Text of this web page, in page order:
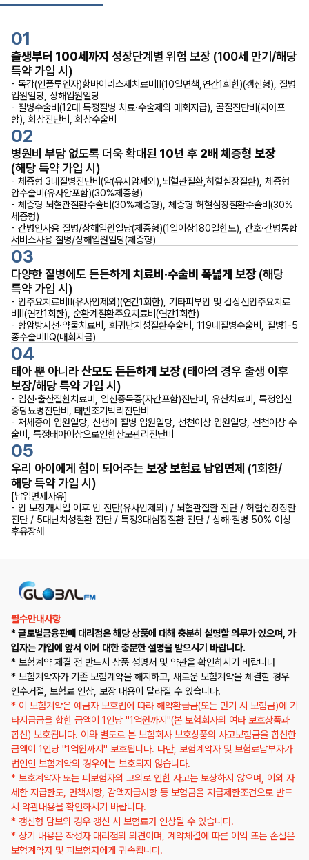
01
출생부터 100세까지 성장단계별 위험 보장 (100세 만기/해당
특약 가입 시)
- 독감(인플루엔자)항바이러스제치료비Ⅱ(10일면책,연간1회한)(갱신형), 질병
입원일당, 상해입원일당
- 질병수술비(12대 특정질병 치료·수술제외 매회지급), 골절진단비(치아포
함), 화상진단비, 화상수술비
02
병원비 부담 없도록 더욱 확대된 10년 후 2배 체증형 보장
(해당 특약 가입 시)
- 체증형 3대질병진단비(암(유사암제외),뇌혈관질환,허혈심장질환), 체증형
암수술비(유사암포함)(30%체증형)
- 체증형 뇌혈관질환수술비(30%체증형), 체증형 허혈심장질환수술비(30%
체증형)
- 간병인사용 질병/상해입원일당(체증형)(1일이상180일한도), 간호·간병통합
서비스사용 질병/상해입원일당(체증형)
03
다양한 질병에도 든든하게 치료비·수술비 폭넓게 보장(해당
특약 가입 시)
- 암주요치료비Ⅱ(유사암제외)(연간1회한), 기타피부암 및 갑상선암주요치료
비Ⅱ(연간1회한), 순환계질환주요치료비(연간1회한)
- 항암방사선·약물치료비, 희귀난치성질환수술비, 119대질병수술비, 질병1-5
종수술비ⅡQ(매회지급)
04
태아 뿐 아니라산모도 든든하게 보장(태아의 경우 출생 이후
보장/해당 특약 가입 시)
- 임신·출산질환치료비, 임신중독증(자간포함)진단비, 유산치료비, 특정임신
중당뇨병진단비, 태반조기박리진단비
- 저체중아 입원일당, 신생아 질병 입원일당, 선천이상 입원일당, 선천이상 수
술비, 특정태아이상으로인한산모관리진단비
05
우리 아이에게 힘이 되어주는보장 보험료 납입면제 (1회한/
해당 특약 가입 시)
[납입면제사유]
- 암 보장개시일 이후 암 진단(유사암제외) / 뇌혈관질환 진단 / 허혈심장징환
진단 / 5대난치성질환 진단 / 특정3대심장질환 진단 / 상해·질병 50% 이상
후유장해
필수안내사항
* 글로벌금융판매 대리점은 해당 상품에 대해 충분히 설명할 의무가 있으며, 가
입자는 가입에 앞서 이에 대한 충분한 설명을 받으시기 바랍니다.
* 보험계약 체결 전 반드시 상품 성명서 및 약관을 확인하시기 바랍니다
* 보험계약자가 기존 보험계약을 해지하고, 새로운 보험계약을 체결할 경우
인수거절, 보험료 인상, 보장 내용이 달라질 수 있습니다.
* 이 보험계약은 예금자 보호법에 따라 해약환급금(또는 만기 시 보험금)에 기
타지급금을 합한 금액이 1인당 "1억원까지"(본 보험회사의 여타 보호상품과
합산) 보호됩니다. 이와 별도로 본 보험회사 보호상품의 사고보험금을 합산한
금액이 1인당 "1억원까지" 보호됩니다. 다만, 보험계약자 및 보험료납부자가
법인인 보험계약의 경우에는 보호되지 않습니다.
* 보호계약자 또는 피보험자의 고의로 인한 사고는 보상하지 않으며, 이외 자
세한 지급한도, 면책사항, 감액지급사항 등 보험금을 지급제한조건으로 반드
시 약관내용을 확인하시기 바랍니다.
* 갱신형 담보의 경우 갱신 시 보험료가 인상될 수 있습니다.
* 상기 내용은 작성자 대리점의 의견이며, 계약체결에 따른 이익 또는 손실은
보험계약자 및 피보험자에게 귀속됩니다.